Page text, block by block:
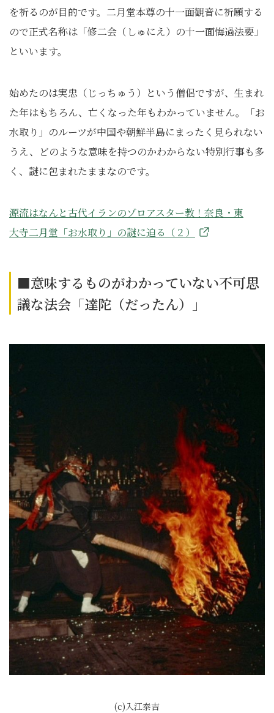
を祈るのが目的です。二月堂本尊の十一面観音に祈願する
ので正式名称は「修二会（しゅにえ）の十一面悔過法要」
といいます。
始めたのは実忠（じっちゅう）という僧侶ですが、生まれ
た年はもちろん、亡くなった年もわかっていません。「お
水取り」のルーツが中国や朝鮮半島にまったく見られない
うえ、どのような意味を持つのかわからない特別行事も多
く、謎に包まれたままなのです。
源流はなんと古代イランのゾロアスター教！奈良・東
大寺二月堂「お水取り」の謎に迫る（２）
■意味するものがわかっていない不可思
議な法会「達陀（だったん）」
(c)入江泰吉